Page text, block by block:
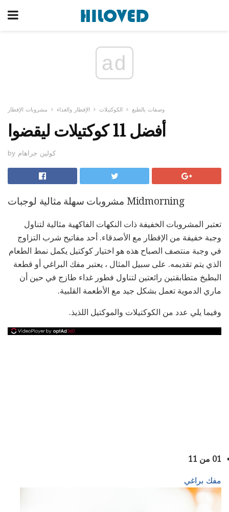
ad
وصفات بالطبع الكوكتيلات الإفطار والغداء مشروبات الإفطار
أفضل 11 كوكتيلات ليقضوا
by كولين جراهام
مشروبات سهلة مثالية لوجبات Midmorning
تعتبر المشروبات الخفيفة ذات النكهات الفاكهية مثالية لتناول
وجبة خفيفة من الإفطار مع الأصدقاء. أحد مفاتيح شرب التزاوج
في وجبة منتصف الصباح هذه هو اختيار كوكتيل يكمل نمط الطعام
الذي يتم تقديمه. على سبيل المثال ، يعتبر مفك البراغي أو قطعة
البطيخ متطابقتين رائعتين لتناول فطور غداء طازج في حين أن
ماري الدموية تعمل بشكل جيد مع الأطعمة القلبية.
وفيما يلي عدد من الكوكتيلات والموكتيل اللذيذ.
01 من 11
مفك براغي